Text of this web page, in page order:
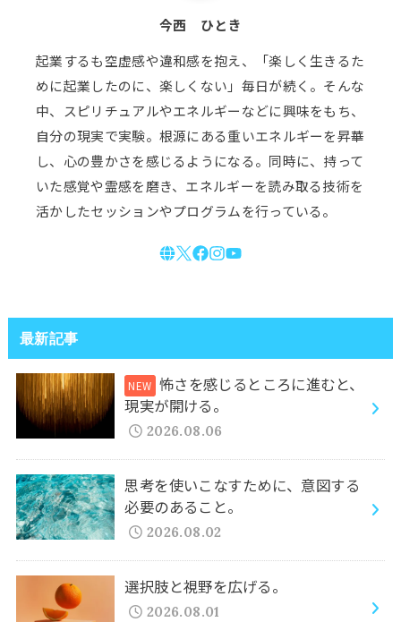
今西 ひとき
起業するも空虚感や違和感を抱え、「楽しく生きるた
めに起業したのに、楽しくない」毎日が続く。そんな
中、スピリチュアルやエネルギーなどに興味をもち、
自分の現実で実験。根源にある重いエネルギーを昇華
し、心の豊かさを感じるようになる。同時に、持って
いた感覚や霊感を磨き、エネルギーを読み取る技術を
活かしたセッションやプログラムを行っている。
最新記事
怖さを感じるところに進むと、
現実が開ける。
2026.08.06
思考を使いこなすために、意図する
必要のあること。
2026.08.02
選択肢と視野を広げる。
2026.08.01